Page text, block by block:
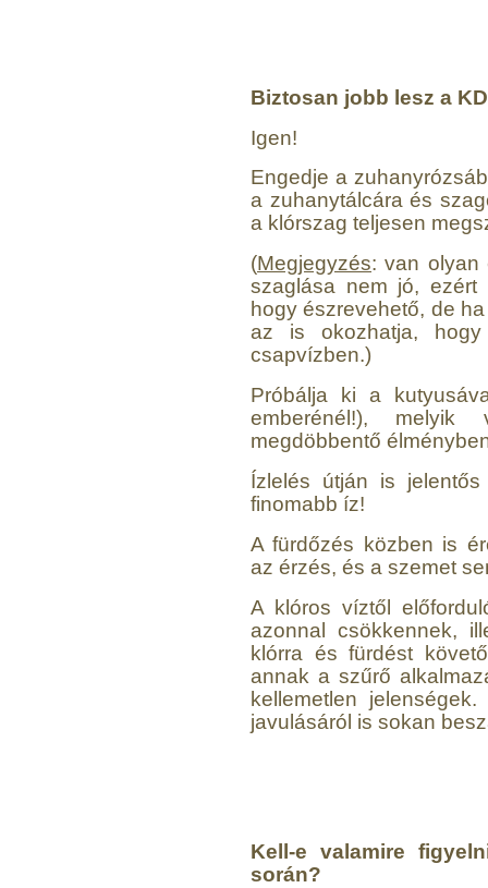
Biztosan jobb lesz a
Igen!
Engedje a
a zuhanytálcára és
a klórszag teljesen
(Megjegyzés: van olyan
szaglása nem jó,
hogy észrevehető, de
az is okozhatja,
csapvízben.)
Próbálja ki a
emberénél!),
megdöbbentő
Ízlelés útján is jelentős
finomabb íz!
A fürdőzés közben is
az érzés, és a szemet
A klóros víztől
azonnal csökkennek,
klórra és fürdést
annak a szűrő
kellemetlen
javulásáról is sokan
Kell-e valamire
során?